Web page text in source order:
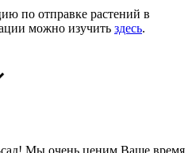
по отправке растений в
можно изучить здесь.
Мы очень ценим Ваше время